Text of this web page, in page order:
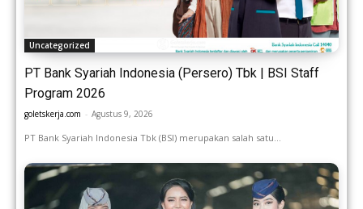
Uncategorized
PT Bank Syariah Indonesia (Persero) Tbk | BSI Staff
Program 2026
goletskerja.com - Agustus 9, 2026
PT Bank Syariah Indonesia Tbk (BSI) merupakan salah satu...